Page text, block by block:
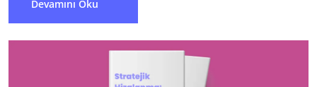
Devamını Oku